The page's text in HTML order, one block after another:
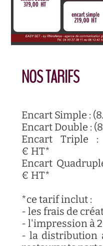
NOS TARIFS
Encart Simple :
Encart Double :
Encart Triple :
€ HT*
Encart
€ HT*
*ce tarif inclut :
- les frais de
- l'impression à
- la distribution